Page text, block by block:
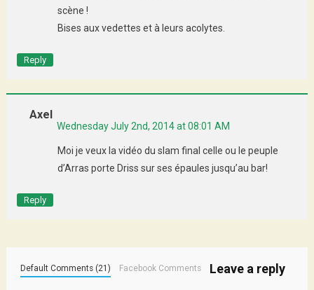
scène !
Bises aux vedettes et à leurs acolytes.
Reply
Axel
Wednesday July 2nd, 2014 at 08:01 AM
Moi je veux la vidéo du slam final celle ou le peuple
d’Arras porte Driss sur ses épaules jusqu’au bar!
Reply
Leave a reply
Default Comments (21) Facebook Comments